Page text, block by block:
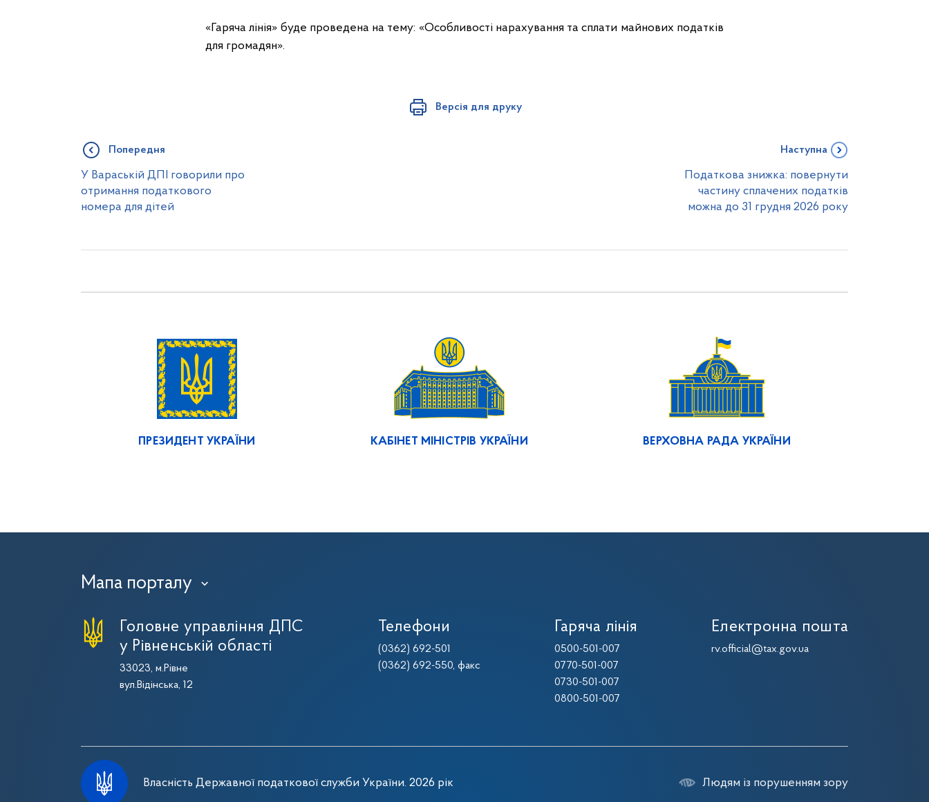
«Гаряча лінія» буде проведена на тему: «Особливості нарахування та сплати майнових податків
для громадян».
Версія для друку
Попередня
У Вараській ДПІ говорили про
отримання податкового
номера для дітей
Наступна
Податкова знижка: повернути
частину сплачених податків
можна до 31 грудня 2026 року
ПРЕЗИДЕНТ УКРАЇНИ КАБІНЕТ МІНІСТРІВ УКРАЇНИ ВЕРХОВНА РАДА УКРАЇНИ
Мапа порталу ›
Головне управління ДПС
у Рівненській області
33023, м.Рівне
вул.Відінська, 12
Телефони
(0362) 692-501
(0362) 692-550, факс
Гаряча лінія
0500-501-007
0770-501-007
0730-501-007
0800-501-007
Електронна пошта
rv.official@tax.gov.ua
Власність Державної податкової служби України. 2026 рік Людям із порушенням зору